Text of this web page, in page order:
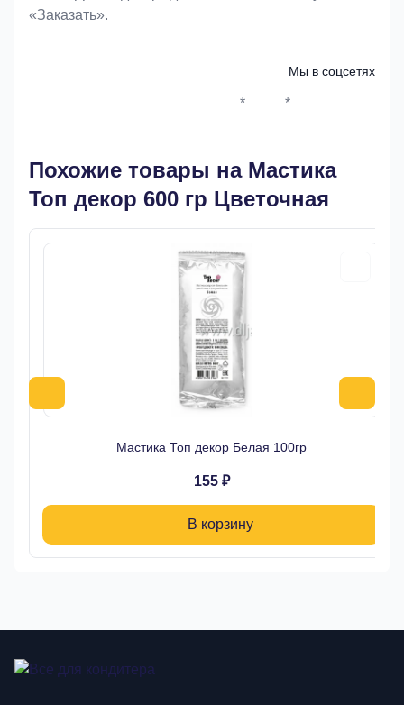
«Заказать».
Мы в соцсетях
* *
Похожие товары на Мастика
Топ декор 600 гр Цветочная
Мастика Топ декор Белая 100гр
155 ₽
В корзину